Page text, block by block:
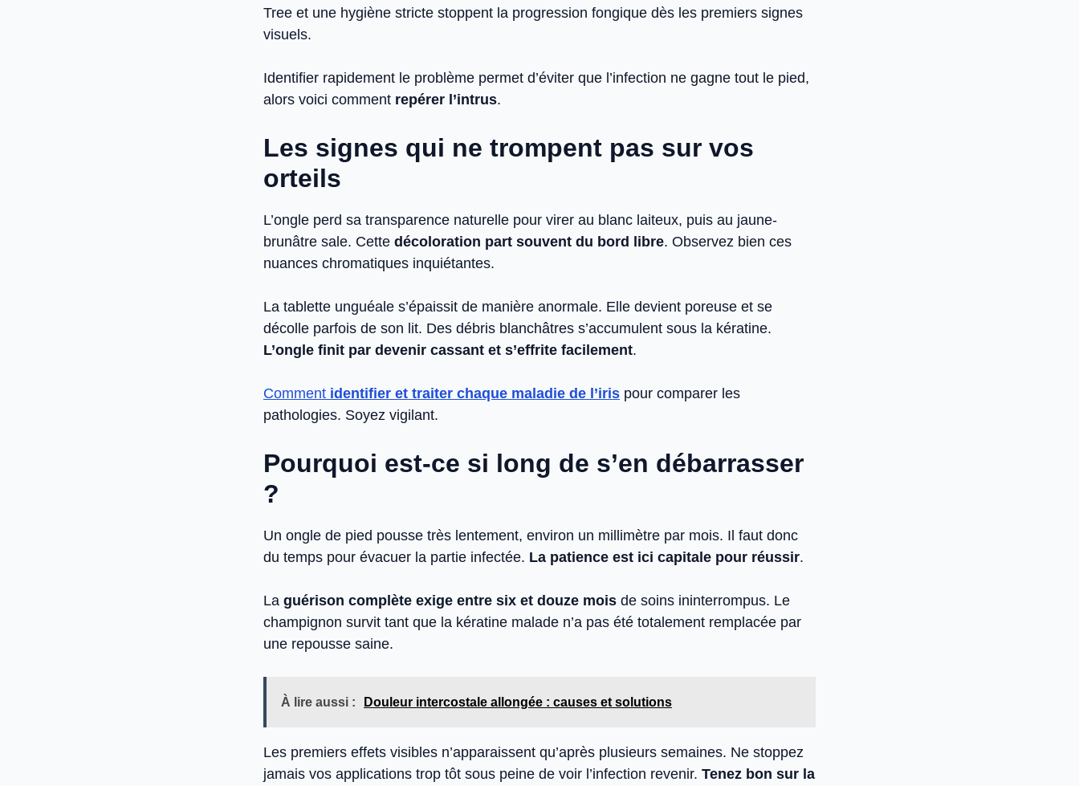
Tree et une hygiène stricte stoppent la progression fongique dès les premiers signes
visuels.
Identifier rapidement le problème permet d’éviter que l’infection ne gagne tout le pied,
alors voici comment repérer l’intrus.
Les signes qui ne trompent pas sur vos
orteils
L’ongle perd sa transparence naturelle pour virer au blanc laiteux, puis au jaune-
brunâtre sale. Cette décoloration part souvent du bord libre. Observez bien ces
nuances chromatiques inquiétantes.
La tablette unguéale s’épaissit de manière anormale. Elle devient poreuse et se
décolle parfois de son lit. Des débris blanchâtres s’accumulent sous la kératine.
L’ongle finit par devenir cassant et s’effrite facilement.
Comment identifier et traiter chaque maladie de l’iris pour comparer les
pathologies. Soyez vigilant.
Pourquoi est-ce si long de s’en débarrasser
?
Un ongle de pied pousse très lentement, environ un millimètre par mois. Il faut donc
du temps pour évacuer la partie infectée. La patience est ici capitale pour réussir.
La guérison complète exige entre six et douze mois de soins ininterrompus. Le
champignon survit tant que la kératine malade n’a pas été totalement remplacée par
une repousse saine.
À lire aussi : Douleur intercostale allongée : causes et solutions
Les premiers effets visibles n’apparaissent qu’après plusieurs semaines. Ne stoppez
jamais vos applications trop tôt sous peine de voir l’infection revenir. Tenez bon sur la